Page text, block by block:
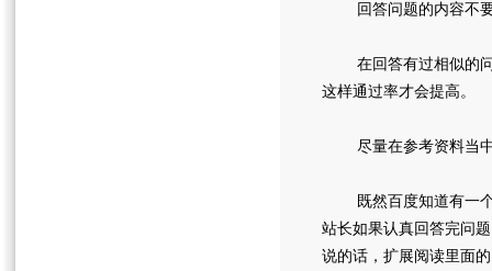
回答问题的内容不要
在回答有过相似的问
这样通过率才会提高。
尽量在参考资料当中
既然百度知道有一个
站长如果认真回答完问
说的话，扩展阅读里面